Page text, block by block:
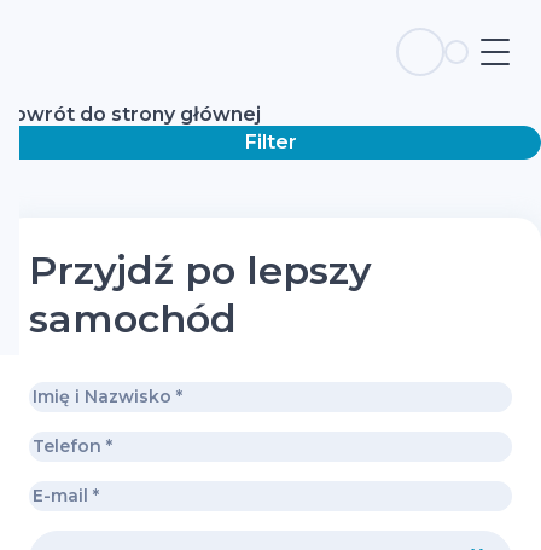
Powrót do strony głównej
Filter
Przyjdź po lepszy
samochód